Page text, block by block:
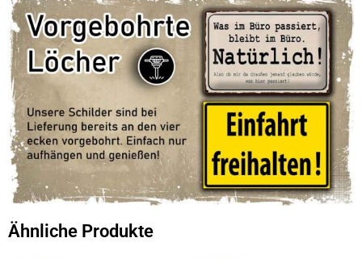
Ähnliche Produkte